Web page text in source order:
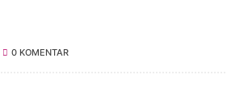
0 KOMENTAR